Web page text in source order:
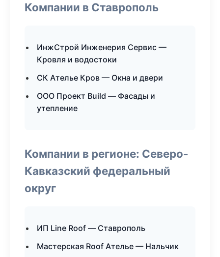
Компании в Ставрополь
ИнжСтрой Инженерия Сервис —
Кровля и водостоки
СК Ателье Кров — Окна и двери
ООО Проект Build — Фасады и
утепление
Компании в регионе: Северо-
Кавказский федеральный
округ
ИП Line Roof — Ставрополь
Мастерская Roof Ателье — Нальчик